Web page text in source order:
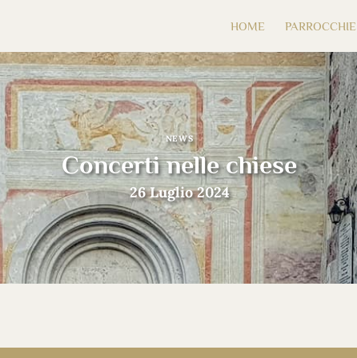
HOME PARROCCHIE
NEWS
Concerti nelle chiese
26 Luglio 2024